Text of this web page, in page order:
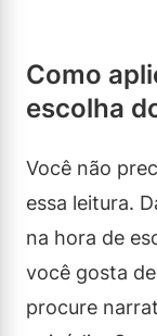
Como
escolha
Você não
essa leitura.
na hora de
você gosta
procure